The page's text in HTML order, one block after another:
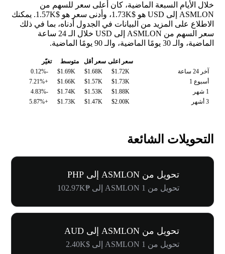
خلال الأيام السبعة الماضية، كان أعلى سعر للسهم من
ASMLON إلى USD هو $1.73K، وأدنى سعر هو $1.57K. يمكنك
الاطلاع على المزيد من البيانات في الجدول أدناه، بما في ذلك
سعر السهم من ASMLON إلى USD خلال الـ 24 ساعة
الماضية، والـ 30 يومًا الماضية، والـ 90 يومًا الماضية.
سعر اعلى سعر أقل متوسط
تغيّر
آخر 24 ساعة
$1.72K
$1.68K
$1.69K
-0.12%
أسبوع 1
$1.73K
$1.57K
$1.66K
+7.21%
1 شهر
$1.88K
$1.53K
$1.74K
-4.83%
3 أشهر
$2.00K
$1.47K
$1.73K
+5.87%
التحويلات الشائعة
تحويل من ASMLON إلى PHP
تحويل من 1 ASMLON إلى ₱102.97K
تحويل من ASMLON إلى AUD
تحويل من 1 ASMLON إلى $2.40K